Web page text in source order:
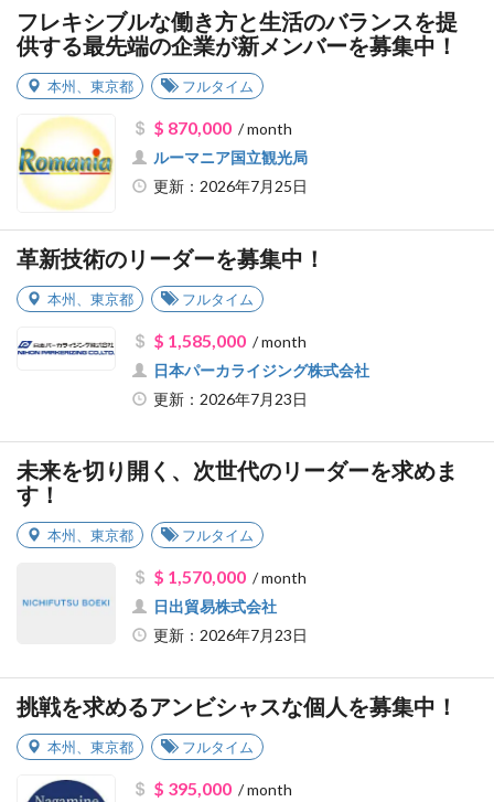
フレキシブルな働き方と生活のバランスを提
供する最先端の企業が新メンバーを募集中！
本州 東京都 フルタイム
$ 870,000/ month
ルーマニア国立観光局
更新：2026年7月25日
革新技術のリーダーを募集中！
本州 東京都 フルタイム
$ 1,585,000/ month
日本パーカライジング株式会社
更新：2026年7月23日
未来を切り開く、次世代のリーダーを求めま
す！
本州 東京都 フルタイム
$ 1,570,000/ month
日出貿易株式会社
更新：2026年7月23日
挑戦を求めるアンビシャスな個人を募集中！
本州 東京都 フルタイム
$ 395,000/ month